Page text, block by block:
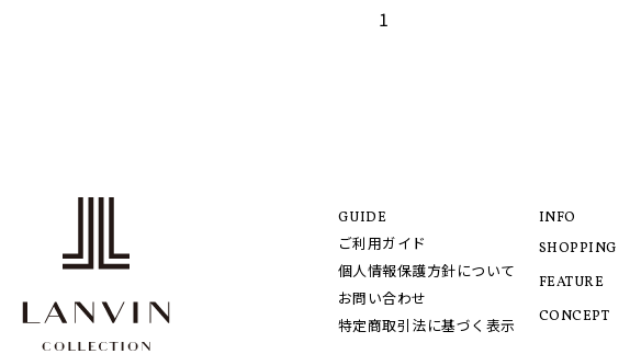
1
GUIDE
ご利用ガイド
個人情報保護方針について
お問い合わせ
特定商取引法に基づく表示
INFO
SHOPPING
FEATURE
CONCEPT